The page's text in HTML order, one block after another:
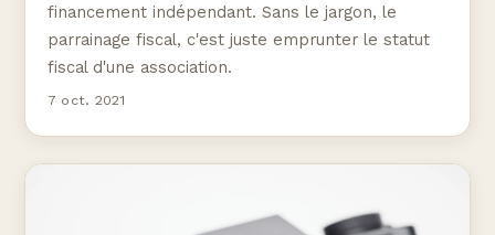
financement indépendant. Sans le jargon, le
parrainage fiscal, c'est juste emprunter le statut
fiscal d'une association.
7 oct. 2021